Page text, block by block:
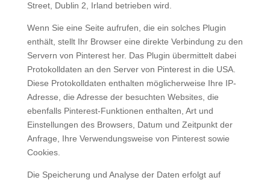
Street, Dublin 2, Irland betrieben wird.
Wenn Sie eine Seite aufrufen, die ein solches Plugin
enthält, stellt Ihr Browser eine direkte Verbindung zu den
Servern von Pinterest her. Das Plugin übermittelt dabei
Protokolldaten an den Server von Pinterest in die USA.
Diese Protokolldaten enthalten möglicherweise Ihre IP-
Adresse, die Adresse der besuchten Websites, die
ebenfalls Pinterest-Funktionen enthalten, Art und
Einstellungen des Browsers, Datum und Zeitpunkt der
Anfrage, Ihre Verwendungsweise von Pinterest sowie
Cookies.
Die Speicherung und Analyse der Daten erfolgt auf